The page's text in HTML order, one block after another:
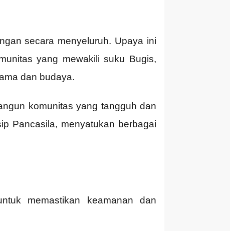
secara menyeluruh. Upaya ini
yang mewakili suku Bugis,
dan budaya.
komunitas yang tangguh dan
Pancasila, menyatukan berbagai
memastikan keamanan dan